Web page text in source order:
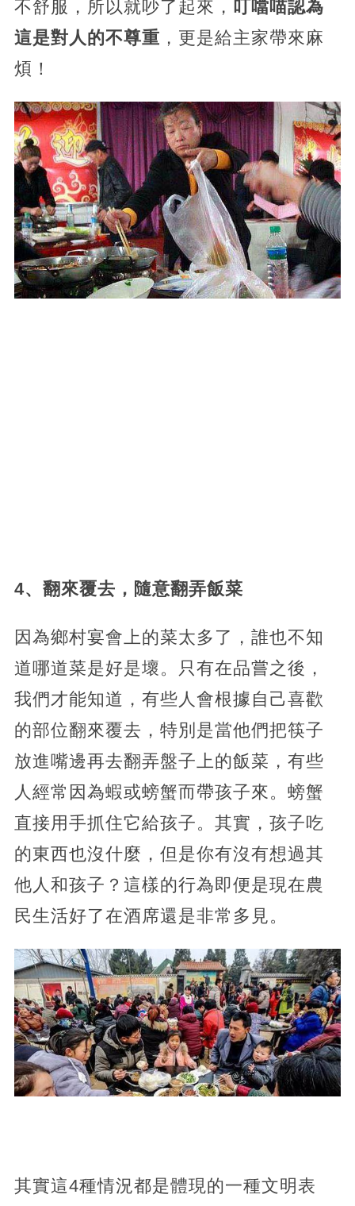
不舒服，所以就吵了起來， 叮噹喵認為
這是對人的不尊重 ，更是給主家帶來麻
煩！
4、翻來覆去，隨意翻弄飯菜
因為鄉村宴會上的菜太多了，誰也不知
道哪道菜是好是壞。只有在品嘗之後，
我們才能知道，有些人會根據自己喜歡
的部位翻來覆去，特別是當他們把筷子
放進嘴邊再去翻弄盤子上的飯菜，有些
人經常因為蝦或螃蟹而帶孩子來。螃蟹
直接用手抓住它給孩子。其實，孩子吃
的東西也沒什麼，但是你有沒有想過其
他人和孩子？這樣的行為即便是現在農
民生活好了在酒席還是非常多見。
其實這4種情況都是體現的一種文明表